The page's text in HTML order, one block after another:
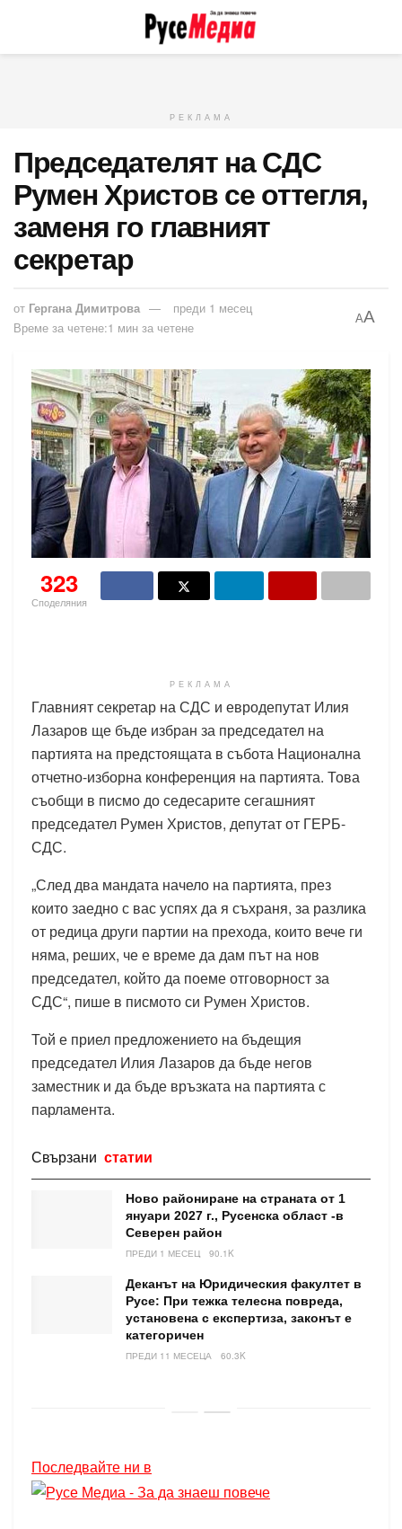
РЕКЛАМА
Председателят на СДС
Румен Христов се оттегля,
заменя го главният
секретар
от Гергана Димитрова
преди 1 месец
Време за четене:1 мин за четене
AA
323
Споделяния
РЕКЛАМА
Главният секретар на СДС и евродепутат Илия
Лазаров ще бъде избран за председател на
партията на предстоящата в събота Национална
отчетно-изборна конференция на партията. Това
съобщи в писмо до седесарите сегашният
председател Румен Христов, депутат от ГЕРБ-
СДС.
„След два мандата начело на партията, през
които заедно с вас успях да я съхраня, за разлика
от редица други партии на прехода, които вече ги
няма, реших, че е време да дам път на нов
председател, който да поеме отговорност за
СДС“, пише в писмото си Румен Христов.
Той е приел предложението на бъдещия
председател Илия Лазаров да бъде негов
заместник и да бъде връзката на партията с
парламента.
Свързани статии
Ново райониране на страната от 1
януари 2027 г., Русенска област -в
Северен район
ПРЕДИ 1 МЕСЕЦ 90.1K
Деканът на Юридическия факултет в
Русе: При тежка телесна повреда,
установена с експертиза, законът е
категоричен
ПРЕДИ 11 МЕСЕЦА 60.3K
Последвайте ни в